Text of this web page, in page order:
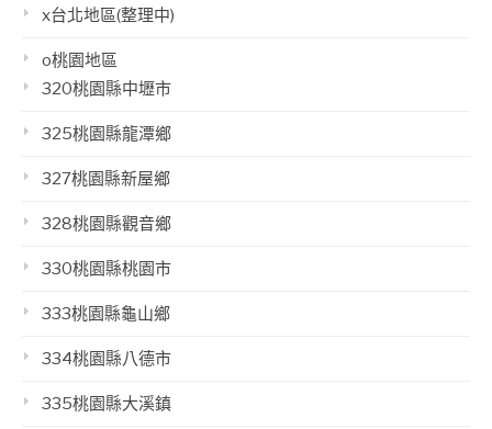
x台北地區(整理中)
o桃園地區
320桃園縣中壢市
325桃園縣龍潭鄉
327桃園縣新屋鄉
328桃園縣觀音鄉
330桃園縣桃園市
333桃園縣龜山鄉
334桃園縣八德市
335桃園縣大溪鎮